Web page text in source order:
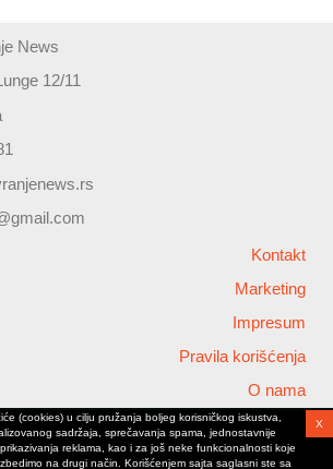
News
12/11
Kontakt
Marketing
Impresum
Pravila korišćenja
O nama
Copyright © 2026 Vranjenews
All rights reserved
www.vranjenews.rs
(cookies) u cilju pružanja boljeg korisničkog iskustva,
sadržaja, sprečavanja spama, jednostavnije
reklama, kao i za još neke funkcionalnosti koje
na drugi način. Korišćenjem sajta saglasni ste sa
X